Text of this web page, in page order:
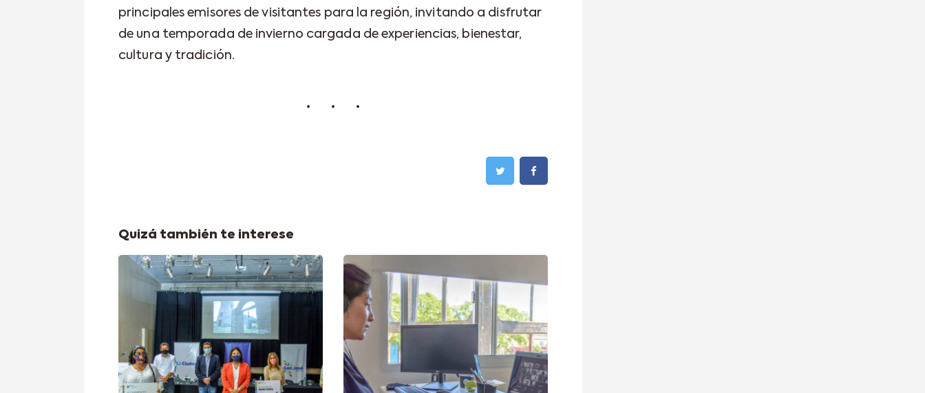
principales emisores de visitantes para la región, invitando a disfrutar
de una temporada de invierno cargada de experiencias, bienestar,
cultura y tradición.
Quizá también te interese